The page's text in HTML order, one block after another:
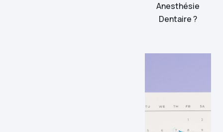
Anesthésie
Dentaire ?